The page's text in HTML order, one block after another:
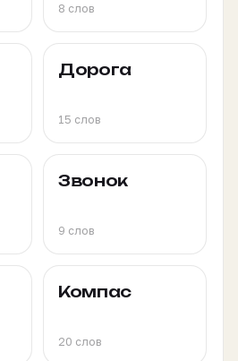
8 слов
Дорога
15 слов
Звонок
9 слов
Компас
20 слов